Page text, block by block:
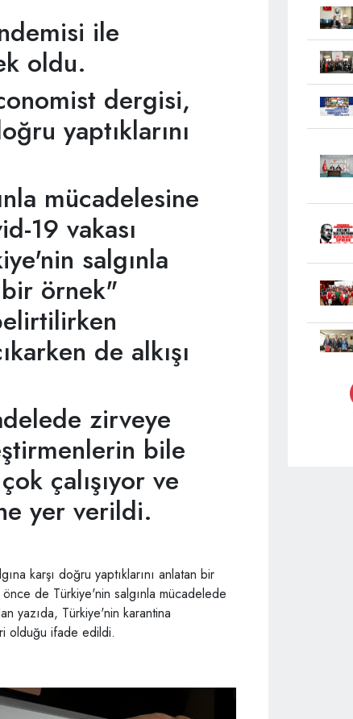
ile
oldu.
dergisi,
yaptıklarını
mücadelesine
19 vakası
salgınla
örnek"
de alkışı
zirveye
bile
çalışıyor ve
yer verildi.
karşı doğru yaptıklarını anlatan bir
de Türkiye'nin salgınla mücadelede
yazıda, Türkiye'nin karantina
olduğu ifade edildi.